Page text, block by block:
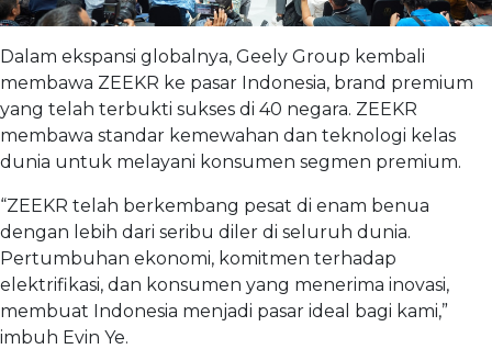
Dalam ekspansi globalnya, Geely Group kembali
membawa ZEEKR ke pasar Indonesia, brand premium
yang telah terbukti sukses di 40 negara. ZEEKR
membawa standar kemewahan dan teknologi kelas
dunia untuk melayani konsumen segmen premium.
“ZEEKR telah berkembang pesat di enam benua
dengan lebih dari seribu diler di seluruh dunia.
Pertumbuhan ekonomi, komitmen terhadap
elektrifikasi, dan konsumen yang menerima inovasi,
membuat Indonesia menjadi pasar ideal bagi kami,”
imbuh Evin Ye.